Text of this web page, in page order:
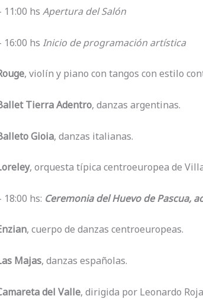
11:00 hs Apertura del Salón
16:00 hs Inicio de programación artística
, violín y piano con tangos con estilo
Tierra Adentro, danzas argentinas.
Gioia, danzas italianas.
, orquesta típica centroeuropea de
18:00 hs: Ceremonia del Huevo de Pascua,
, cuerpo de danzas centroeuropeas.
Majas, danzas españolas.
del Valle, dirigida por Leonardo